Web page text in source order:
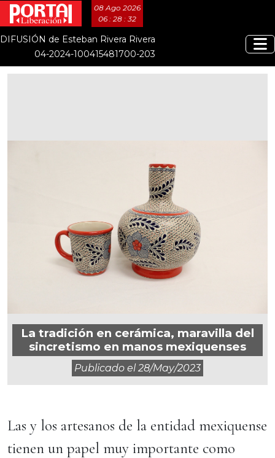
08 Ago 2026
06 : 28 : 33
DIFUSIÓN de Esteban Rivera Rivera
04-2024-100415481700-203
La tradición en cerámica, maravilla del
sincretismo en manos mexiquenses
Publicado el28/may/2023
Las y los artesanos de la entidad mexiquense
tienen un papel muy importante como